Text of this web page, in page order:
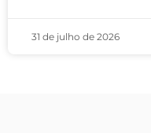
31 de julho de 2026